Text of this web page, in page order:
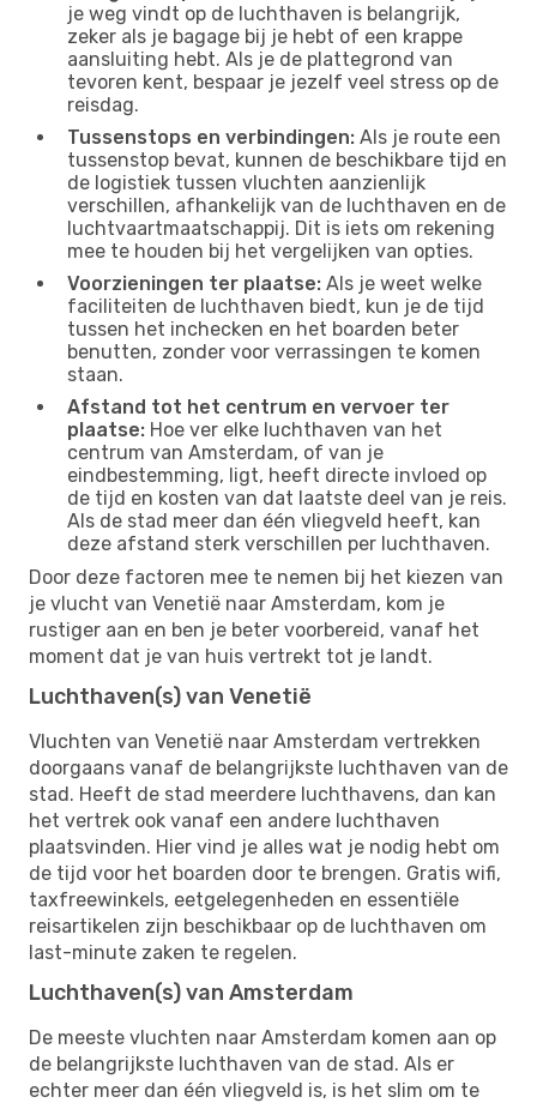
je weg vindt op de luchthaven is belangrijk,
zeker als je bagage bij je hebt of een krappe
aansluiting hebt. Als je de plattegrond van
tevoren kent, bespaar je jezelf veel stress op de
reisdag.
Tussenstops en verbindingen: Als je route een
tussenstop bevat, kunnen de beschikbare tijd en
de logistiek tussen vluchten aanzienlijk
verschillen, afhankelijk van de luchthaven en de
luchtvaartmaatschappij. Dit is iets om rekening
mee te houden bij het vergelijken van opties.
Voorzieningen ter plaatse: Als je weet welke
faciliteiten de luchthaven biedt, kun je de tijd
tussen het inchecken en het boarden beter
benutten, zonder voor verrassingen te komen
staan.
Afstand tot het centrum en vervoer ter
plaatse: Hoe ver elke luchthaven van het
centrum van Amsterdam, of van je
eindbestemming, ligt, heeft directe invloed op
de tijd en kosten van dat laatste deel van je reis.
Als de stad meer dan één vliegveld heeft, kan
deze afstand sterk verschillen per luchthaven.
Door deze factoren mee te nemen bij het kiezen van
je vlucht van Venetië naar Amsterdam, kom je
rustiger aan en ben je beter voorbereid, vanaf het
moment dat je van huis vertrekt tot je landt.
Luchthaven(s) van Venetië
Vluchten van Venetië naar Amsterdam vertrekken
doorgaans vanaf de belangrijkste luchthaven van de
stad. Heeft de stad meerdere luchthavens, dan kan
het vertrek ook vanaf een andere luchthaven
plaatsvinden. Hier vind je alles wat je nodig hebt om
de tijd voor het boarden door te brengen. Gratis wifi,
taxfreewinkels, eetgelegenheden en essentiële
reisartikelen zijn beschikbaar op de luchthaven om
last-minute zaken te regelen.
Luchthaven(s) van Amsterdam
De meeste vluchten naar Amsterdam komen aan op
de belangrijkste luchthaven van de stad. Als er
echter meer dan één vliegveld is, is het slim om te